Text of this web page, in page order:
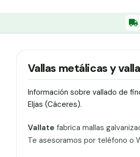
Vallas metálicas y
Información sobre vallado de
Eljas (Cáceres).
Vallate fabrica mallas
Te asesoramos por teléfono o